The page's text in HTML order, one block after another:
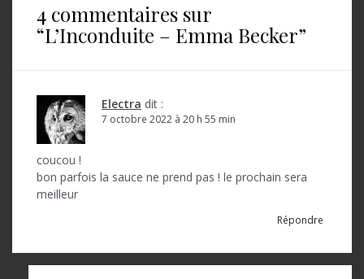
’
4 commentaires sur
“L’Inconduite – Emma Becker”
Electra dit :
7 octobre 2022 à 20 h 55 min
coucou !
bon parfois la sauce ne prend pas ! le prochain sera
meilleur
Répondre